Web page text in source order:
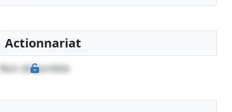
Actionnariat
Non disponible